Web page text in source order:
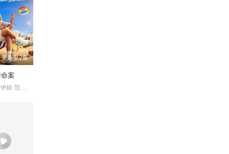
更新至2集
案
约翰·汉纳 伊娃·范·德·古奇特